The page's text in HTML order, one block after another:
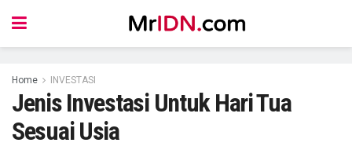
Home INVESTASI
Jenis Investasi Untuk Hari Tua
Sesuai Usia